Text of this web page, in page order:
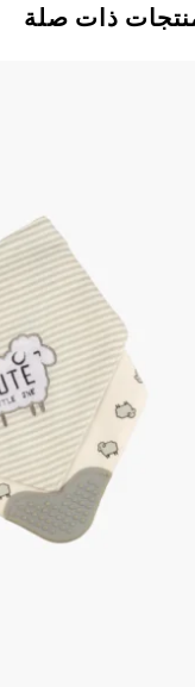
ذات صلة